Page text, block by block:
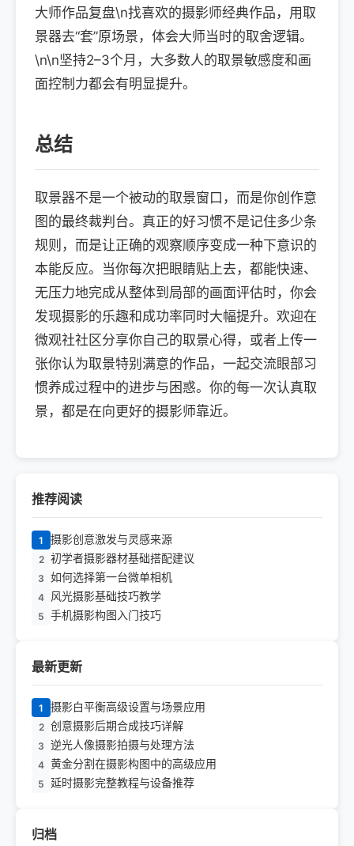
大师作品复盘\n找喜欢的摄影师经典作品，用取
景器去“套”原场景，体会大师当时的取舍逻辑。
\n\n坚持2–3个月，大多数人的取景敏感度和画
面控制力都会有明显提升。
总结
取景器不是一个被动的取景窗口，而是你创作意
图的最终裁判台。真正的好习惯不是记住多少条
规则，而是让正确的观察顺序变成一种下意识的
本能反应。当你每次把眼睛贴上去，都能快速、
无压力地完成从整体到局部的画面评估时，你会
发现摄影的乐趣和成功率同时大幅提升。欢迎在
微观社社区分享你自己的取景心得，或者上传一
张你认为取景特别满意的作品，一起交流眼部习
惯养成过程中的进步与困惑。你的每一次认真取
景，都是在向更好的摄影师靠近。
推荐阅读
1 摄影创意激发与灵感来源
2 初学者摄影器材基础搭配建议
3 如何选择第一台微单相机
4 风光摄影基础技巧教学
5 手机摄影构图入门技巧
最新更新
1 摄影白平衡高级设置与场景应用
2 创意摄影后期合成技巧详解
3 逆光人像摄影拍摄与处理方法
4 黄金分割在摄影构图中的高级应用
5 延时摄影完整教程与设备推荐
归档